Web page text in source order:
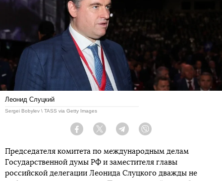
Леонид Слуцкий
Sergei Bobylev \ TASS via Getty Images
Facebook Twitter Telegram
Председателя комитета по международным делам
Государственной думы РФ и заместителя главы
российской делегации Леонида Слуцкого дважды не